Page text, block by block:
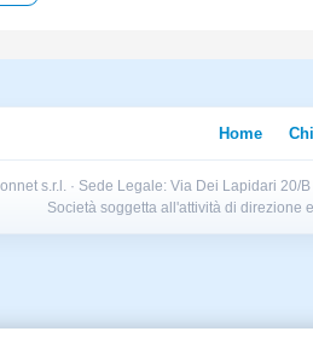
Home
s.r.l. · Sede Legale: Via Dei Lapidari 20/
Società soggetta all'attività di direzione